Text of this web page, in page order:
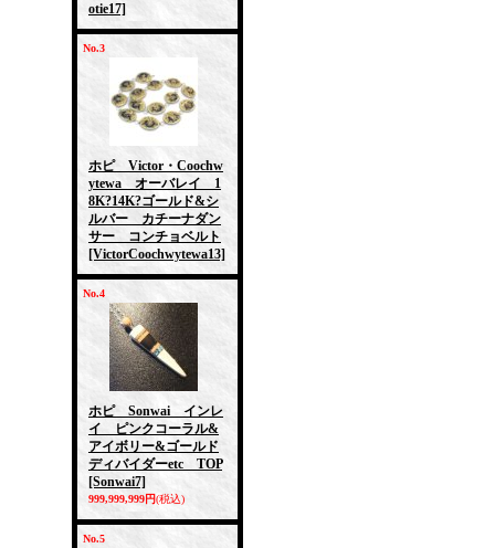
otie17]
No.3
ホピ Victor・Coochw
ytewa オーバレイ 1
8K?14K?ゴールド&シ
ルバー カチーナダン
サー コンチョベルト
[VictorCoochwytewa13]
No.4
ホピ Sonwai インレ
イ ピンクコーラル&
アイボリー&ゴールド
ディバイダーetc TOP
[Sonwai7]
999,999,999円(税込)
No.5